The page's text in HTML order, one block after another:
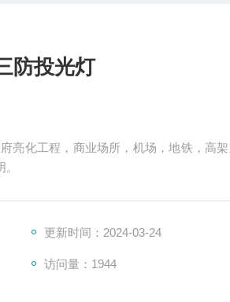
防投光灯
亮化工程，商业场所，机场，地铁，高
更新时间：2024-03-24
访问量：1944